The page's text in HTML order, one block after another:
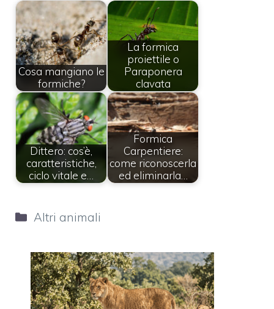
Cosa mangiano le
formiche?
La formica
proiettile o
Paraponera
clavata
Dittero: cos’è,
caratteristiche,
ciclo vitale e…
Formica
Carpentiere:
come riconoscerla
ed eliminarla…
Categorie
Altri animali